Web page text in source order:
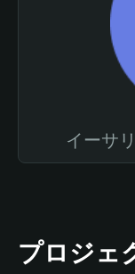
イーサ
プロジェ